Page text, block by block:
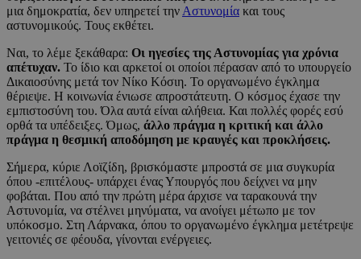
μια δημοκρατία, δεν υπηρετεί την Αστυνομία και τους
αστυνομικούς. Τους εκθέτει.
Ναι, το λέμε ξεκάθαρα: Οι ηγεσίες της Αστυνομίας για χρόνια
απέτυχαν. Το ίδιο και αρκετοί οι οποίοι πέρασαν από το υπουργείο
Δικαιοσύνης μετά τον Νίκο Κόσιη. Το οργανωμένο έγκλημα
θέριεψε. Η κοινωνία ένιωσε απροστάτευτη. Ο κόσμος έχασε την
εμπιστοσύνη του. Όλα αυτά είναι αλήθεια. Και πολλές φορές εσύ
ορθά τα υπέδειξες. Όμως, άλλο πράγμα η κριτική και άλλο
πράγμα η θεσμική αποδόμηση με κραυγές και προκλήσεις.
Σήμερα, κύριε Λοϊζίδη, βρισκόμαστε μπροστά σε μια συγκυρία
όπου -επιτέλους- υπάρχει ένας Υπουργός που δείχνει να μην
φοβάται. Που από την πρώτη μέρα άρχισε να ταρακουνά την
Αστυνομία, να στέλνει μηνύματα, να ανοίγει μέτωπο με τον
υπόκοσμο. Στη Λάρνακα, όπου το οργανωμένο έγκλημα μετέτρεψε
γειτονιές σε φέουδα, γίνονται ενέργειες.